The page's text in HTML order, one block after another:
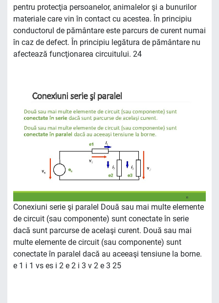
pentru protecţia persoanelor, animalelor şi a bunurilor
materiale care vin în contact cu acestea. În principiu
conductorul de pământare este parcurs de curent numai
în caz de defect. În principiu legătura de pământare nu
afectează funcţionarea circuitului. 24
Conexiuni serie şi paralel Două sau mai multe elemente
de circuit (sau componente) sunt conectate în serie
dacă sunt parcurse de acelaşi curent. Două sau mai
multe elemente de circuit (sau componente) sunt
conectate în paralel dacă au aceeaşi tensiune la borne.
e 1 i 1 vs es i 2 e 2 i 3 v 2 e 3 25